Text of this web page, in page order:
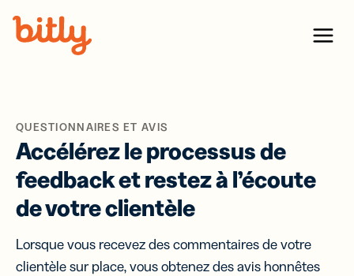
Menu
QUESTIONNAIRES ET AVIS
Accélérez le processus de
feedback et restez à l’écoute
de votre clientèle
Lorsque vous recevez des commentaires de votre
clientèle sur place, vous obtenez des avis honnêtes